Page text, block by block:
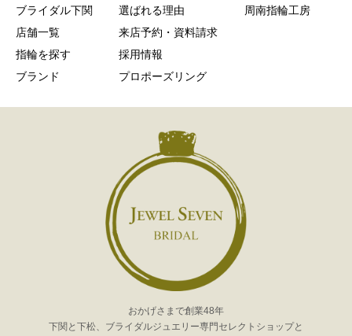
ブライダル下関
店舗一覧
指輪を探す
ブランド
選ばれる理由
来店予約・資料請求
採用情報
プロポーズリング
周南指輪工房
おかげさまで創業48年
下関と下松、ブライダルジュエリー専門セレクトショップと